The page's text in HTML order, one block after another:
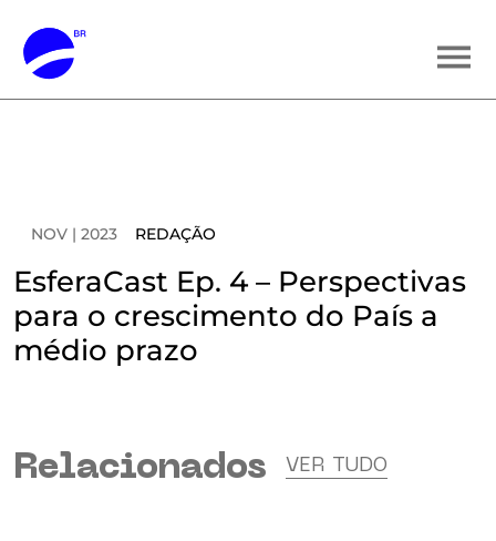
NOV | 2023 REDAÇÃO
EsferaCast Ep. 4 – Perspectivas
para o crescimento do País a
médio prazo
Relacionados VER TUDO